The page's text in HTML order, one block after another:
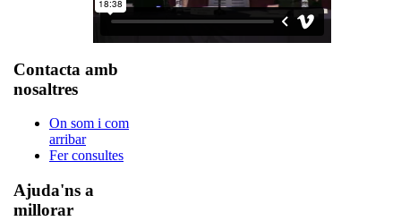
Contacta amb
nosaltres
On som i com
arribar
Fer consultes
Ajuda'ns a
millorar